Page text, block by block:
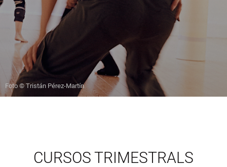
Foto © Tristán Pérez-Martín
CURSOS TRIMESTRALS